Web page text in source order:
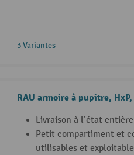
3 Variantes
RAU armoire à pupitre, HxP,
Livraison à l’état
Petit compartiment et
utilisables et